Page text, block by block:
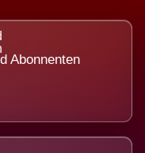
Abonnenten